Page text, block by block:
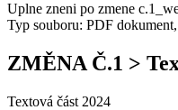
Uplne zneni po zmene
Typ souboru: PDF
ZMĚNA Č.1 >
Textová část 2024